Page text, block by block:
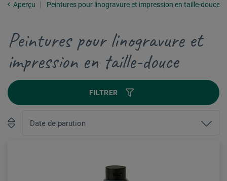
Aperçu Peintures pour linogravure et impression en taille-douce
Peintures pour linogravure et
impression en taille-douce
FILTRER